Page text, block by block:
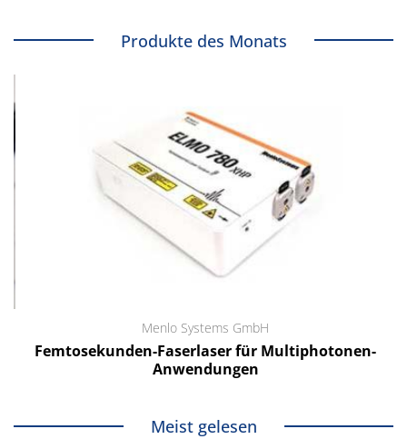
Produkte des Monats
Menlo Systems GmbH
Femtosekunden-Faserlaser für Multiphotonen-
Anwendungen
Meist gelesen